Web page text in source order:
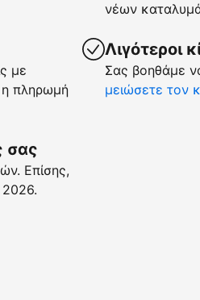
με
πληρωμή
σας
Επίσης,
νέων
Λιγότεροι
Σας βοηθάμε
μειώσετε τον